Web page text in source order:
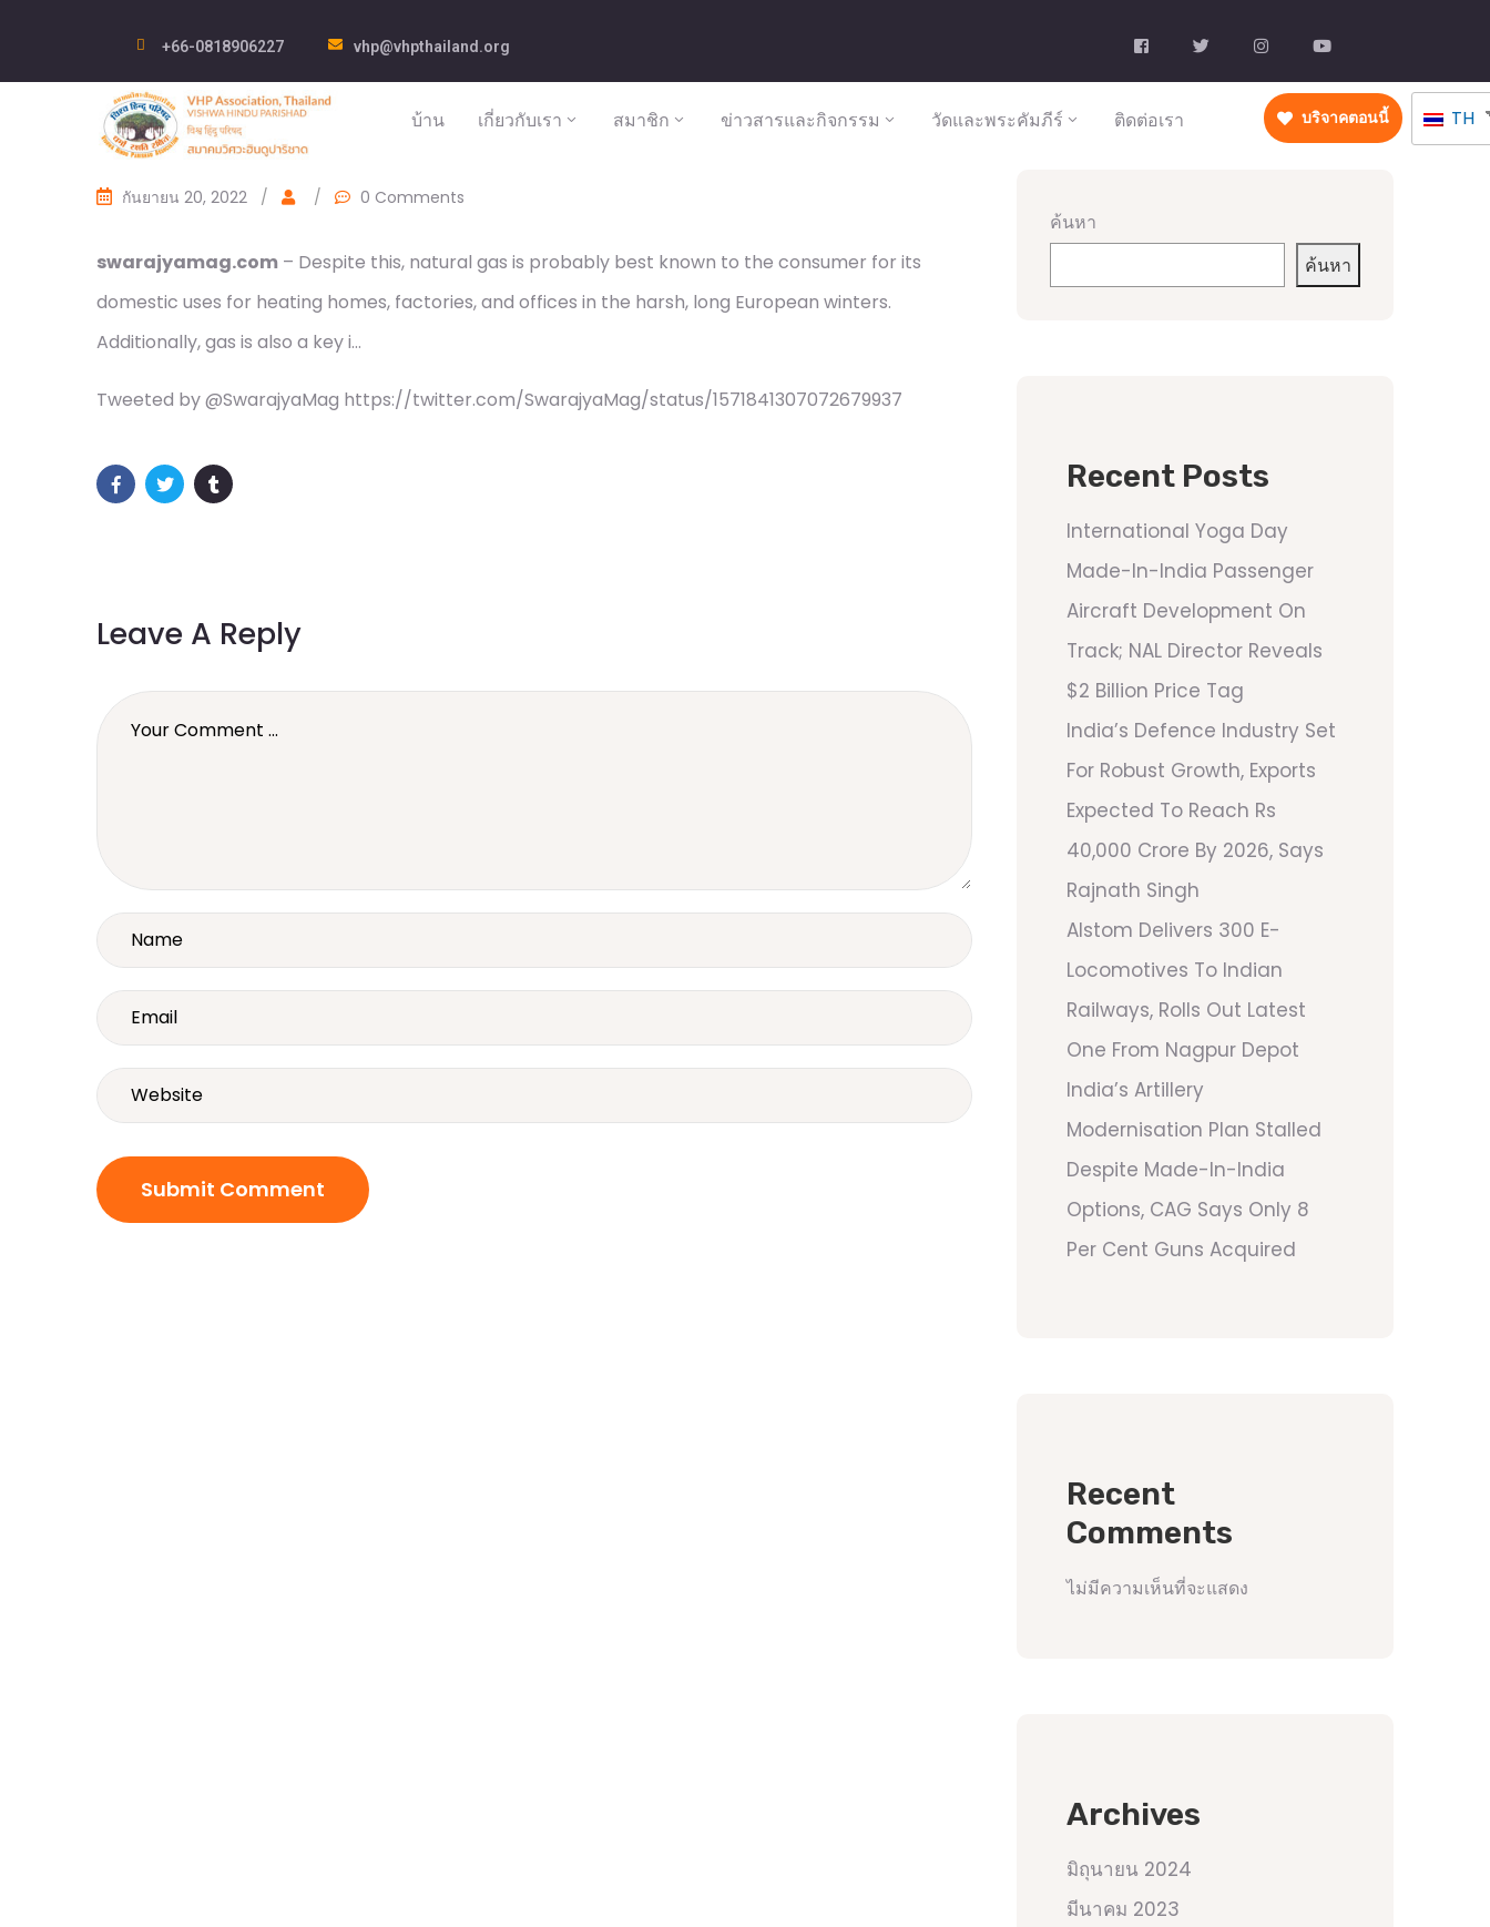
+66-0818906227 vhp@vhpthailand.org
บ้าน เกี่ยวกับเรา สมาชิก ข่าวสารและกิจกรรม วัดและพระคัมภีร์ ติดต่อเรา บริจาคตอนนี้ TH
กันยายน 20, 2022 / / 0 Comments
swarajyamag.com – Despite this, natural gas is probably best known to the consumer for its
domestic uses for heating homes, factories, and offices in the harsh, long European winters.
Additionally, gas is also a key i…
Tweeted by @SwarajyaMag https://twitter.com/SwarajyaMag/status/1571841307072679937
Leave A Reply
ค้นหา
ค้นหา
Recent Posts
International Yoga Day
Made-In-India Passenger
Aircraft Development On
Track; NAL Director Reveals
$2 Billion Price Tag
India’s Defence Industry Set
For Robust Growth, Exports
Expected To Reach Rs
40,000 Crore By 2026, Says
Rajnath Singh
Alstom Delivers 300 E-
Locomotives To Indian
Railways, Rolls Out Latest
One From Nagpur Depot
India’s Artillery
Modernisation Plan Stalled
Despite Made-In-India
Options, CAG Says Only 8
Per Cent Guns Acquired
Recent
Comments
ไม่มีความเห็นที่จะแสดง
Archives
มิถุนายน 2024
มีนาคม 2023